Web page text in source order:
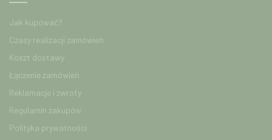
Jak kupować?
Czasy realizacji zamówień
Koszt dostawy
Łączenie zamówień
Reklamacje i zwroty
Regulamin zakupów
Polityka prywatności